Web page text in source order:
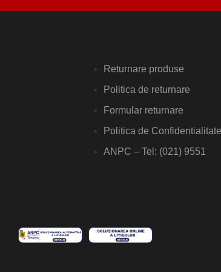
Returnare produse
Politica de returnare
Formular returnare
Politica de Confidentialitate
ANPC – Tel: (021) 9551